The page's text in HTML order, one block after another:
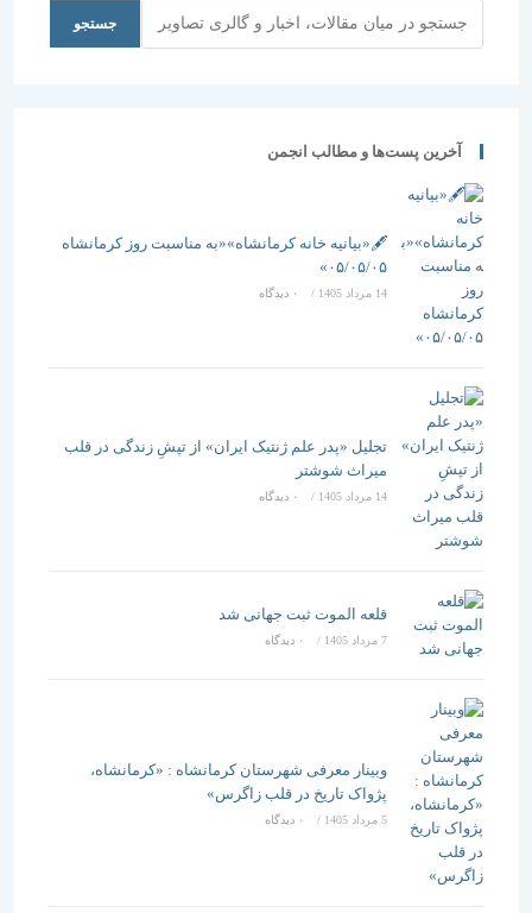
جستجو
آخرین پست‌ها و مطالب انجمن
🖋️«بیانیه خانه کرمانشاه»«به مناسبت روز کرمانشاه
۰۵/۰۵/۰۵»
/ ۰ دیدگاه
تجلیل «پدر علم ژنتیک ایران» از تپشِ زندگی در قلب
میراث شوشتر
14 مرداد 1405 / ۰ دیدگاه
قلعه الموت ثبت جهانی شد
/ ۰ دیدگاه
وبینار معرفی شهرستان کرمانشاه : «کرمانشاه،
پژواک تاریخ در قلب زاگرس»
5 مرداد 1405 / ۰ دیدگاه